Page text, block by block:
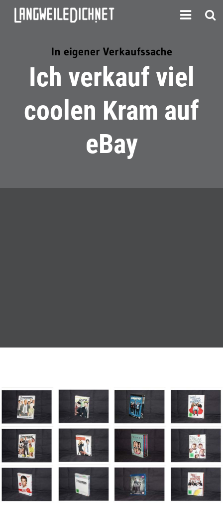
In eigener Verkaufssache
Ich verkauf viel
coolen Kram auf
eBay